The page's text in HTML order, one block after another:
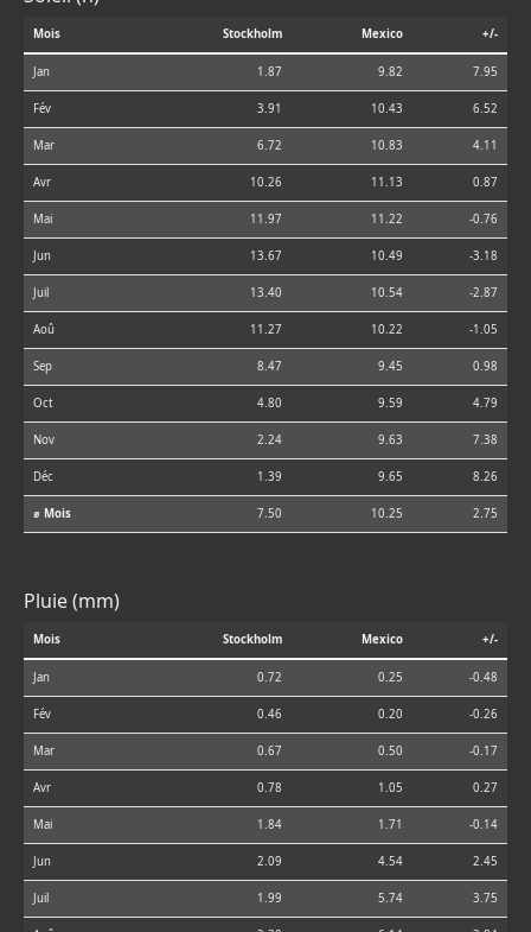
Mois Stockholm Mexico +/-
Jan 1.87 9.82 7.95
Fév 3.91 10.43 6.52
Mar 6.72 10.83 4.11
Avr 10.26 11.13 0.87
Mai 11.97 11.22 -0.76
Jun 13.67 10.49 -3.18
Juil 13.40 10.54 -2.87
Aoû 11.27 10.22 -1.05
Sep 8.47 9.45 0.98
Oct 4.80 9.59 4.79
Nov 2.24 9.63 7.38
Déc 1.39 9.65 8.26
⌀ Mois 7.50 10.25 2.75
Pluie (mm)
Mois Stockholm Mexico +/-
Jan 0.72 0.25 -0.48
Fév 0.46 0.20 -0.26
Mar 0.67 0.50 -0.17
Avr 0.78 1.05 0.27
Mai 1.84 1.71 -0.14
Jun 2.09 4.54 2.45
Juil 1.99 5.74 3.75